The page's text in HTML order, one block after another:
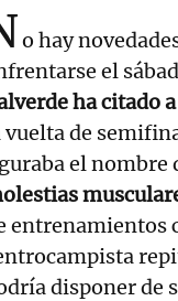
o hay
el
ha citado
vuelta de
el nombre
entrenamientos
disponer de